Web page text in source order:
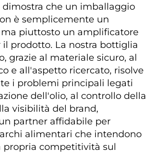
dimostra che un imballaggio
è semplicemente un
piuttosto un amplificatore
il prodotto. La nostra bottiglia
grazie al materiale sicuro, al
e all'aspetto ricercato, risolve
i problemi principali legati
dell'olio, al controllo della
visibilità del brand,
partner affidabile per
alimentari che intendono
propria competitività sul